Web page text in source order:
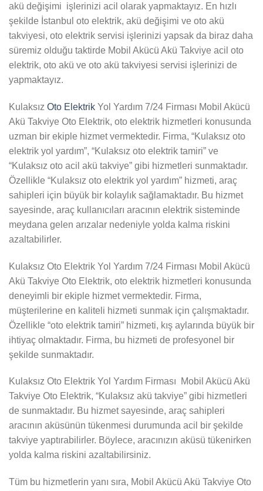
akü değişimi işlerinizi acil olarak yapmaktayız. En hızlı
şekilde İstanbul oto elektrik, akü değişimi ve oto akü
takviyesi, oto elektrik servisi işlerinizi yapsak da biraz daha
süremiz olduğu taktirde Mobil Akücü Akü Takviye acil oto
elektrik, oto akü ve oto akü takviyesi servisi işlerinizi de
yapmaktayız.
Kulaksız Oto Elektrik Yol Yardım 7/24 Firması Mobil Akücü
Akü Takviye Oto Elektrik, oto elektrik hizmetleri konusunda
uzman bir ekiple hizmet vermektedir. Firma, “Kulaksız oto
elektrik yol yardım”, “Kulaksız oto elektrik tamiri” ve
“Kulaksız oto acil akü takviye” gibi hizmetleri sunmaktadır.
Özellikle “Kulaksız oto elektrik yol yardım” hizmeti, araç
sahipleri için büyük bir kolaylık sağlamaktadır. Bu hizmet
sayesinde, araç kullanıcıları aracının elektrik sisteminde
meydana gelen arızalar nedeniyle yolda kalma riskini
azaltabilirler.
Kulaksız Oto Elektrik Yol Yardım 7/24 Firması Mobil Akücü
Akü Takviye Oto Elektrik, oto elektrik hizmetleri konusunda
deneyimli bir ekiple hizmet vermektedir. Firma,
müşterilerine en kaliteli hizmeti sunmak için çalışmaktadır.
Özellikle “oto elektrik tamiri” hizmeti, kış aylarında büyük bir
ihtiyaç olmaktadır. Firma, bu hizmeti de profesyonel bir
şekilde sunmaktadır.
Kulaksız Oto Elektrik Yol Yardım Firması Mobil Akücü Akü
Takviye Oto Elektrik, “Kulaksız akü takviye” gibi hizmetleri
de sunmaktadır. Bu hizmet sayesinde, araç sahipleri
aracının aküsünün tükenmesi durumunda acil bir şekilde
takviye yaptırabilirler. Böylece, aracınızın aküsü tükenirken
yolda kalma riskini azaltabilirsiniz.
Tüm bu hizmetlerin yanı sıra, Mobil Akücü Akü Takviye Oto